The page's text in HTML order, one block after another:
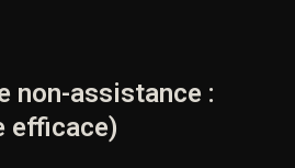
non-assistance :
efficace)